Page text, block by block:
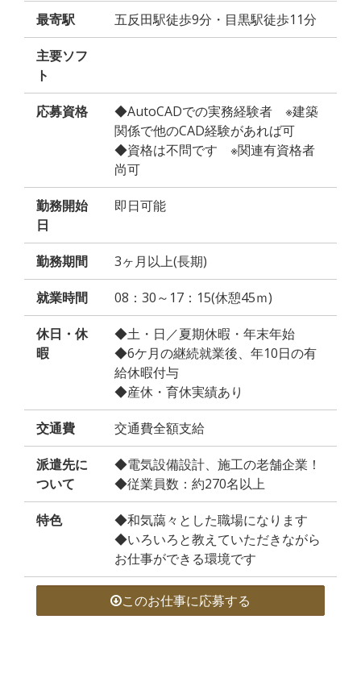
最寄駅 五反田駅徒歩9分・目黒駅徒歩11分
主要ソフ
ト
応募資格
◆AutoCADでの実務経験者 ※建築
関係で他のCAD経験があれば可
◆資格は不問です ※関連有資格者
尚可
勤務開始
日
即日可能
勤務期間 3ヶ月以上(長期)
就業時間 08：30～17：15(休憩45ｍ)
休日・休
暇
◆土・日／夏期休暇・年末年始
◆6ケ月の継続就業後、年10日の有
給休暇付与
◆産休・育休実績あり
交通費 交通費全額支給
派遣先に
ついて
◆電気設備設計、施工の老舗企業！
◆従業員数：約270名以上
特色
◆和気藹々とした職場になります
◆いろいろと教えていただきながら
お仕事ができる環境です
このお仕事に応募する